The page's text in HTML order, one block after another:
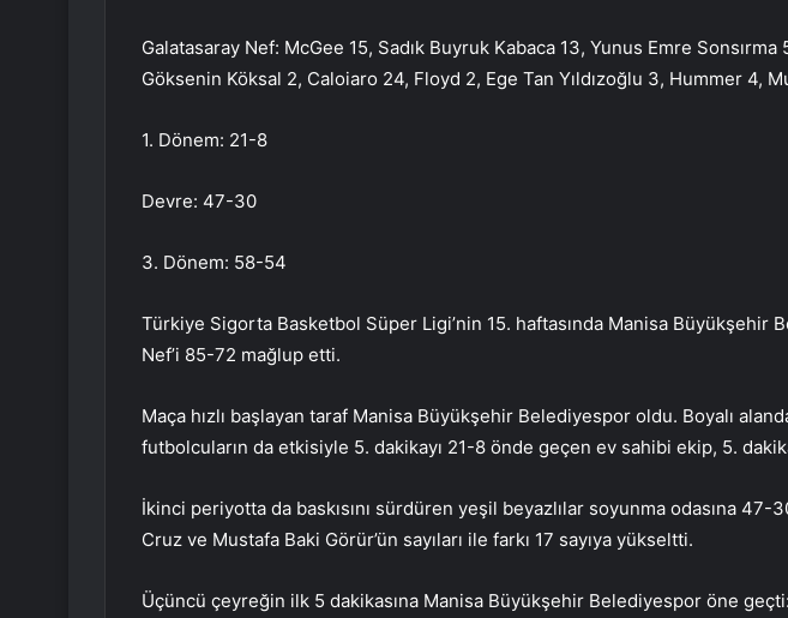
Galatasaray Nef: McGee 15, Sadık Buyruk Kabaca 13, Yunus Emre
Göksenin Köksal 2, Caloiaro 24, Floyd 2, Ege Tan Yıldızoğlu 3, Hummer 4,
1. Dönem: 21-8
Devre: 47-30
3. Dönem: 58-54
Türkiye Sigorta Basketbol Süper Ligi’nin 15. haftasında Manisa Büyükşehir
Nef’i 85-72 mağlup etti.
Maça hızlı başlayan taraf Manisa Büyükşehir Belediyespor oldu. Boyalı
futbolcuların da etkisiyle 5. dakikayı 21-8 önde geçen ev sahibi ekip, 5.
İkinci periyotta da baskısını sürdüren yeşil beyazlılar soyunma odasına
Cruz ve Mustafa Baki Görür’ün sayıları ile farkı 17 sayıya yükseltti.
Üçüncü çeyreğin ilk 5 dakikasına Manisa Büyükşehir Belediyespor öne